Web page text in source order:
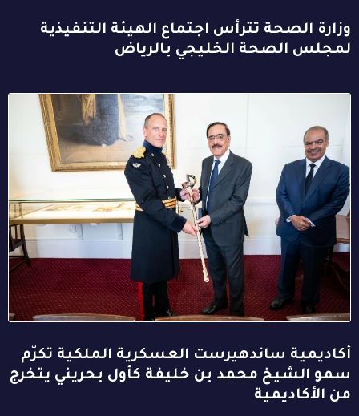
وزارة الصحة تترأس اجتماع الهيئة التنفيذية
لمجلس الصحة الخليجي بالرياض
أكاديمية ساندهيرست العسكرية الملكية تكرّم
سمو الشيخ محمد بن خليفة كأول بحريني يتخرج
من الأكاديمية